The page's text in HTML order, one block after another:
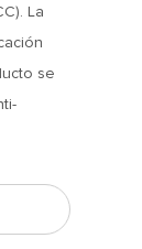
La
se